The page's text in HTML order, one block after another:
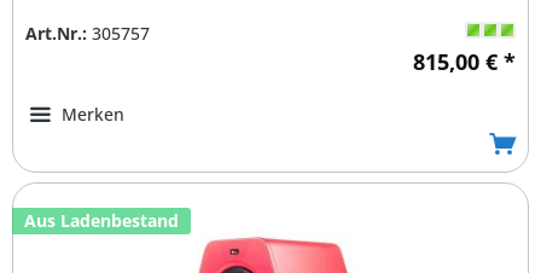
Art.Nr.: 305757
815,00 € *
Merken
Aus Ladenbestand